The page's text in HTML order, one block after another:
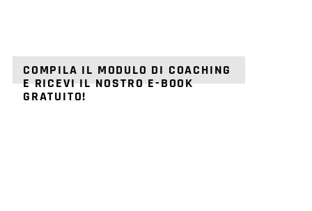
COMPILA IL MODULO DI COACHING
E RICEVI IL NOSTRO E-BOOK
GRATUITO!